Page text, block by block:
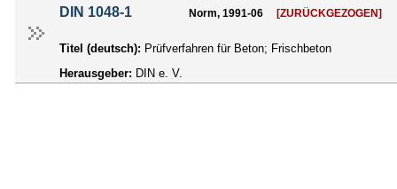
DIN 1048-1 Norm, 1991-06 [ZURÜCKGEZOGEN]
Titel (deutsch): Prüfverfahren für Beton; Frischbeton
Herausgeber: DIN e. V.